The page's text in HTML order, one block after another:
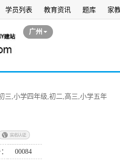
学员列表 教育资讯 题库 家
广州
三,小学四年级,初二,高三,小学五年
00084